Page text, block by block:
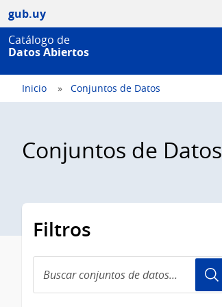
gub.uy
Catálogo de
Datos Abiertos
Inicio Conjuntos de Datos
Conjuntos de Datos
Filtros
conjuntos
de